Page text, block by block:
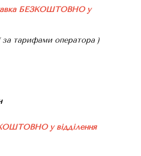
БЕЗКОШТОВНО у
за тарифами оператора )
у відділення